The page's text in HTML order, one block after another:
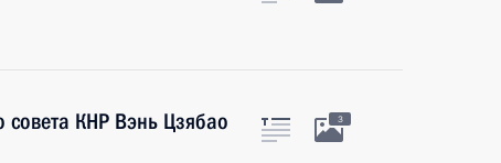
совета КНР Вэнь Цзябао 3